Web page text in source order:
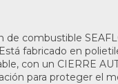
de combustible
fabricado en
con un CIERRE
para proteger el